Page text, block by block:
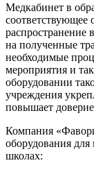
Медкабинет в
соответствующее
распространение
на полученные
необходимые
мероприятия и
оборудовании
учреждения
повышает
Компания
оборудования
школах: